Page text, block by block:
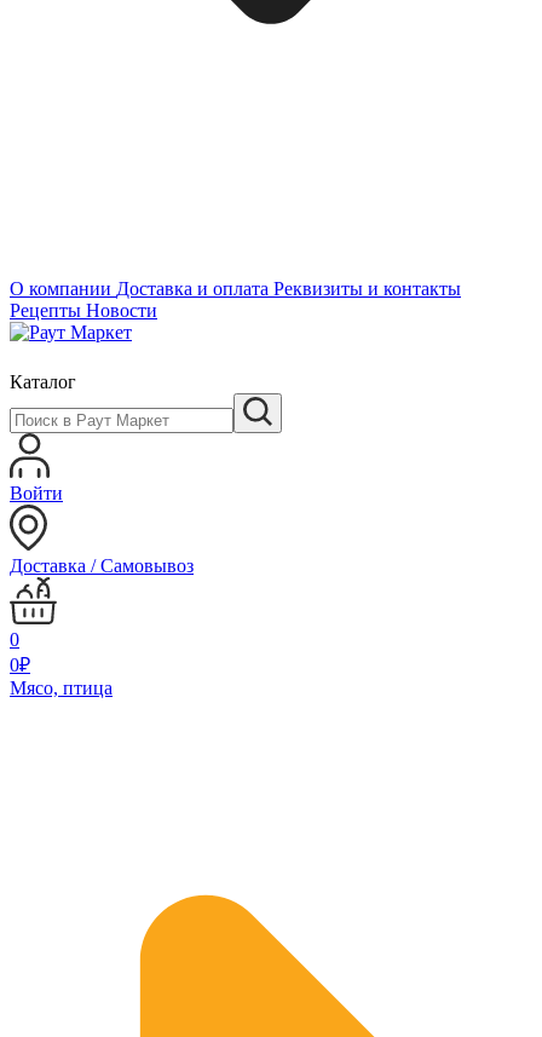
О компании Доставка и оплата Реквизиты и контакты
Рецепты Новости
Каталог
Войти
Доставка / Самовывоз
0
0₽
Мясо, птица